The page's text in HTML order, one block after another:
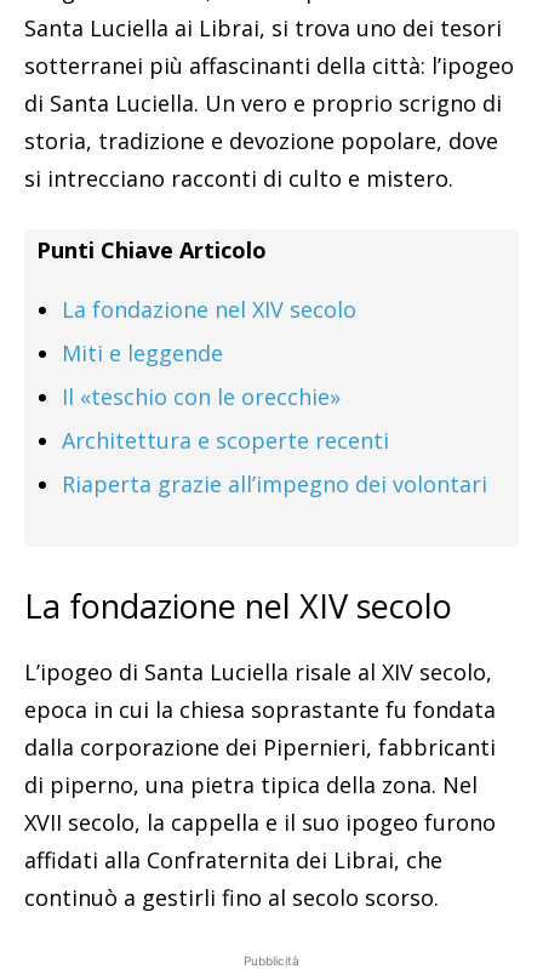
Santa Luciella ai Librai, si trova uno dei tesori
sotterranei più affascinanti della città: l’ipogeo
di Santa Luciella. Un vero e proprio scrigno di
storia, tradizione e devozione popolare, dove
si intrecciano racconti di culto e mistero.
Punti Chiave Articolo
La fondazione nel XIV secolo
Miti e leggende
Il «teschio con le orecchie»
Architettura e scoperte recenti
Riaperta grazie all’impegno dei volontari
La fondazione nel XIV secolo
L’ipogeo di Santa Luciella risale al XIV secolo,
epoca in cui la chiesa soprastante fu fondata
dalla corporazione dei Pipernieri, fabbricanti
di piperno, una pietra tipica della zona. Nel
XVII secolo, la cappella e il suo ipogeo furono
affidati alla Confraternita dei Librai, che
continuò a gestirli fino al secolo scorso.
Pubblicità